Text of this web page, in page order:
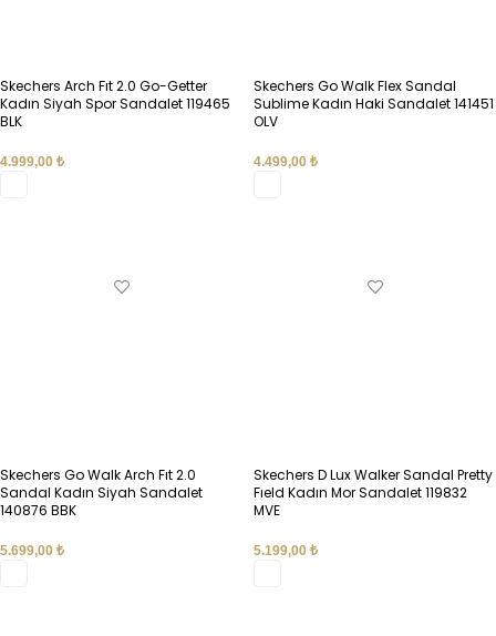
Skechers Arch Fıt 2.0 Go-Getter
Kadın Siyah Spor Sandalet 119465
BLK
4.999,00 ₺
Skechers Go Walk Flex Sandal
Sublime Kadın Haki Sandalet 141451
OLV
4.499,00 ₺
Skechers Go Walk Arch Fıt 2.0
Sandal Kadın Siyah Sandalet
140876 BBK
5.699,00 ₺
Skechers D Lux Walker Sandal Pretty
Fıeld Kadın Mor Sandalet 119832
MVE
5.199,00 ₺